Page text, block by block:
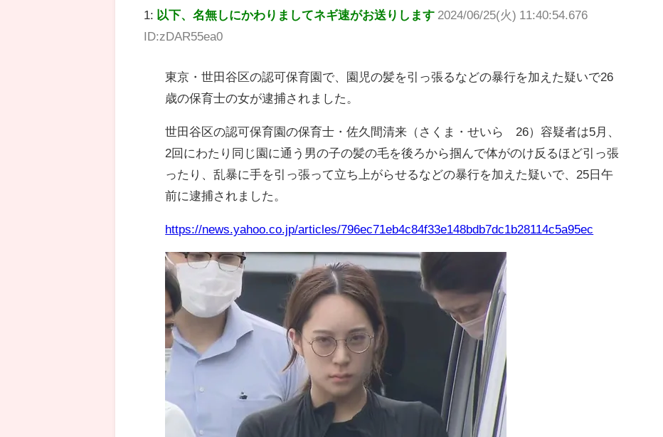
1: 以下、名無しにかわりましてネギ速がお送りします 2024/06/25(火) 11:40:54.676
ID:zDAR55ea0
東京・世田谷区の認可保育園で、園児の髪を引っ張るなどの暴行を加えた疑いで26
歳の保育士の女が逮捕されました。
世田谷区の認可保育園の保育士・佐久間清来（さくま・せいら 26）容疑者は5月、
2回にわたり同じ園に通う男の子の髪の毛を後ろから掴んで体がのけ反るほど引っ張
ったり、乱暴に手を引っ張って立ち上がらせるなどの暴行を加えた疑いで、25日午
前に逮捕されました。
https://news.yahoo.co.jp/articles/796ec71eb4c84f33e148bdb7dc1b28114c5a95ec